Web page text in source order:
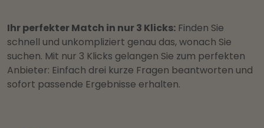
Ihr perfekter Match in nur 3 Klicks: Finden Sie
schnell und unkompliziert genau das, wonach Sie
suchen. Mit nur 3 Klicks gelangen Sie zum perfekten
Anbieter: Einfach drei kurze Fragen beantworten und
sofort passende Ergebnisse erhalten.